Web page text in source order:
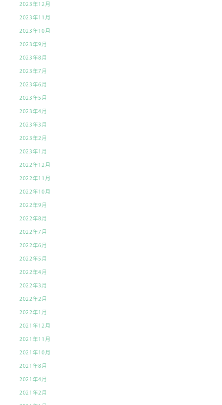
2023年12月
2023年11月
2023年10月
2023年9月
2023年8月
2023年7月
2023年6月
2023年5月
2023年4月
2023年3月
2023年2月
2023年1月
2022年12月
2022年11月
2022年10月
2022年9月
2022年8月
2022年7月
2022年6月
2022年5月
2022年4月
2022年3月
2022年2月
2022年1月
2021年12月
2021年11月
2021年10月
2021年8月
2021年4月
2021年2月